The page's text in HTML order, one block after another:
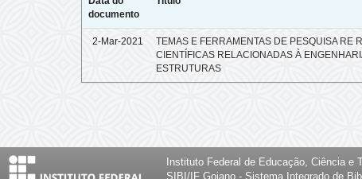
documento
2-Mar-2021
TEMAS E FERRAMENTAS DE PESQUISA RE
CIENTÍFICAS RELACIONADAS À
ESTRUTURAS
Instituto Federal de Educação, Ciência e
SIBI/IF Goiano - Sistema Integrado de